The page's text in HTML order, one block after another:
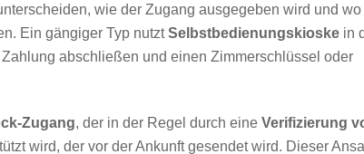
wie der Zugang ausgegeben wird und wo
Ein gängiger Typ nutztSelbstbedienungskioske in
abschließen und einen Zimmerschlüssel oder
Zugang, der in der Regel durch eine Verifizierung
wird, der vor der Ankunft gesendet wird. Dieser